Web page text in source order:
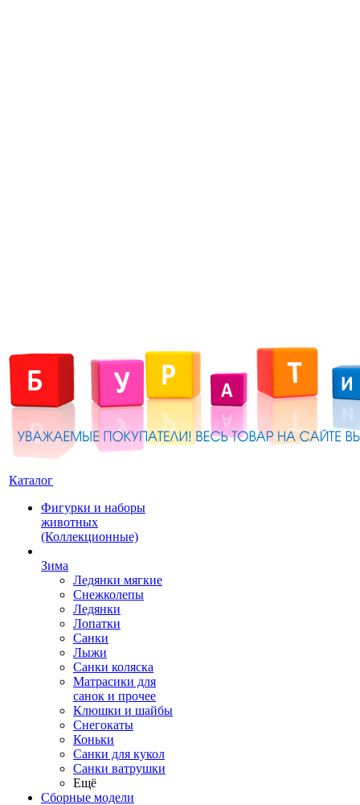
Каталог
Фигурки и наборы
животных
(Коллекционные)
Зима
Ледянки мягкие
Снежколепы
Ледянки
Лопатки
Санки
Лыжи
Санки коляска
Матрасики для
санок и прочее
Клюшки и шайбы
Снегокаты
Коньки
Санки для кукол
Санки ватрушки
Ещё
Сборные модели